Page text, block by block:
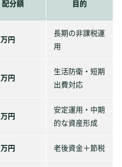
配分額 目的
円
長期の非課税運
用
円
生活防衛・短期
出費対応
円
安定運用・中期
的な資産形成
円 老後資金＋節税